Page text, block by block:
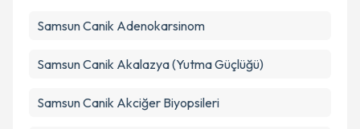
Samsun Canik Adenokarsinom
Samsun Canik Akalazya (Yutma Güçlüğü)
Samsun Canik Akciğer Biyopsileri